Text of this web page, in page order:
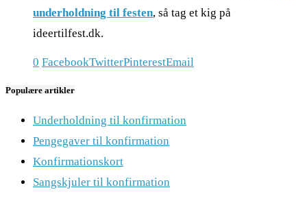
underholdning til festen, så tag et kig på
ideertilfest.dk.
0 FacebookTwitterPinterestEmail
Populære artikler
Underholdning til konfirmation
Pengegaver til konfirmation
Konfirmationskort
Sangskjuler til konfirmation